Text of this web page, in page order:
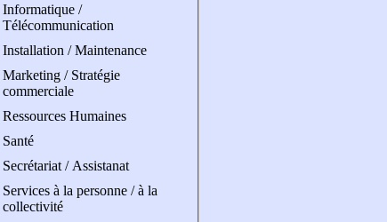
Informatique /
Télécommunication
Installation / Maintenance
Marketing / Stratégie
commerciale
Ressources Humaines
Santé
Secrétariat / Assistanat
Services à la personne / à la
collectivité